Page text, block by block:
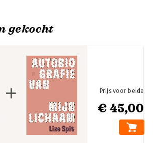
gekocht
€ 45,00
Prijs voor beide